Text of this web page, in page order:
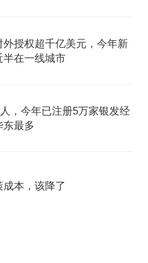
外授权超千亿美元，今年新
半在一线城市
，今年已注册5万家银发经
东最多
本，该降了